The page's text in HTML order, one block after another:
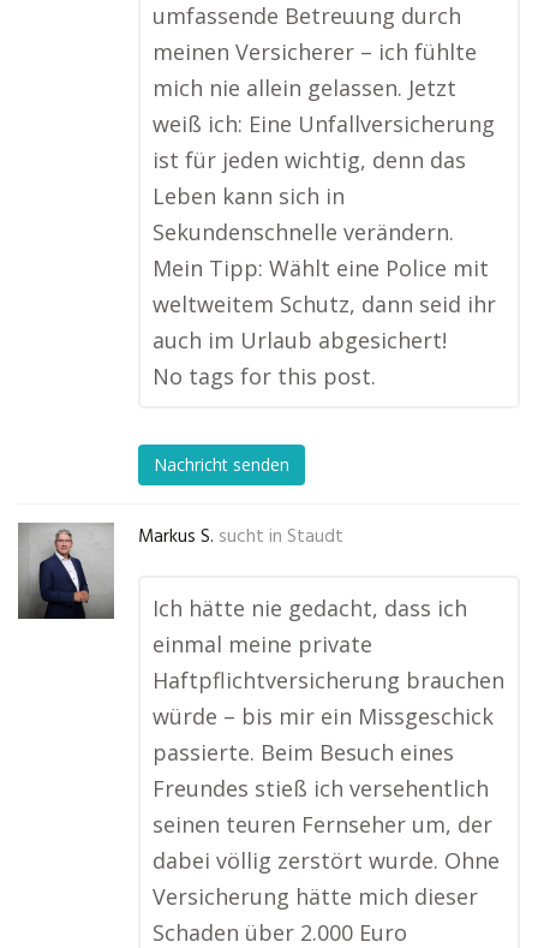
umfassende Betreuung durch
meinen Versicherer – ich fühlte
mich nie allein gelassen. Jetzt
weiß ich: Eine Unfallversicherung
ist für jeden wichtig, denn das
Leben kann sich in
Sekundenschnelle verändern.
Mein Tipp: Wählt eine Police mit
weltweitem Schutz, dann seid ihr
auch im Urlaub abgesichert!
No tags for this post.
Nachricht senden
Markus S. sucht in Staudt
Ich hätte nie gedacht, dass ich
einmal meine private
Haftpflichtversicherung brauchen
würde – bis mir ein Missgeschick
passierte. Beim Besuch eines
Freundes stieß ich versehentlich
seinen teuren Fernseher um, der
dabei völlig zerstört wurde. Ohne
Versicherung hätte mich dieser
Schaden über 2.000 Euro